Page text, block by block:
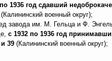
1936 год сдавший
(Калининский военный округ);
завода им. М. Гельца и Ф.
с 1932 по 1936 год
39 (Калининский военный округ);